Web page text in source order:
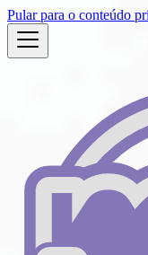
Pular para o conteúdo